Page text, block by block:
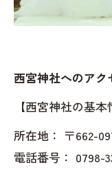
西宮神社へのアク
【西宮神社の基本
所在地： 〒662-
電話番号： 0798-